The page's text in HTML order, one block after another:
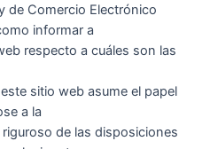
de Comercio Electrónico
informar a
respecto a cuáles son las
sitio web asume el papel
a la
de las disposiciones